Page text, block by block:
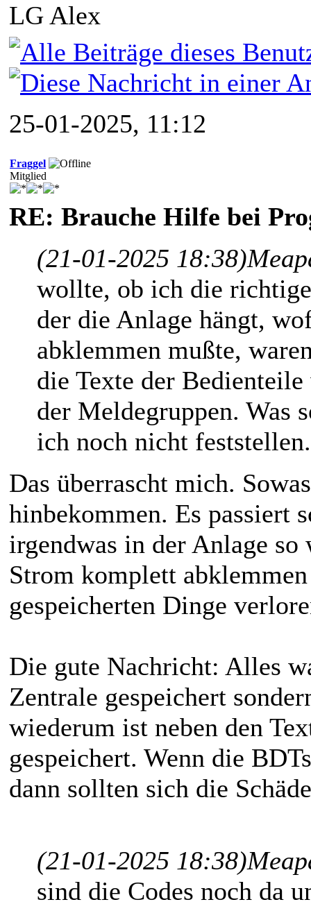
LG Alex
25-01-2025, 11:12
Fraggel
Mitglied
RE: Brauche Hilfe bei
(21-01-2025 18:38)
wollte, ob ich die
der die Anlage hängt,
abklemmen mußte,
die Texte der
der Meldegruppen. Was
ich noch nicht feststellen.
Das überrascht mich.
hinbekommen. Es passiert
irgendwas in der Anlage so
Strom komplett
gespeicherten Dinge
Die gute Nachricht: Alles
Zentrale gespeichert
wiederum ist neben den
gespeichert. Wenn die
dann sollten sich die
(21-01-2025 18:38)
sind die Codes noch da